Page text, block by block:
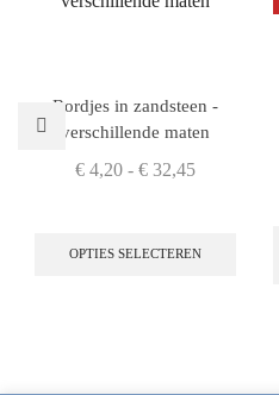
Bordjes in zandsteen -
verschillende maten
€ 4,20 - € 32,45
OPTIES SELECTEREN